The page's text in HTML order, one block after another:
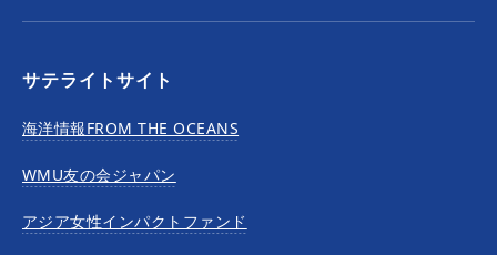
サテライトサイト
海洋情報FROM THE OCEANS
WMU友の会ジャパン
アジア女性インパクトファンド